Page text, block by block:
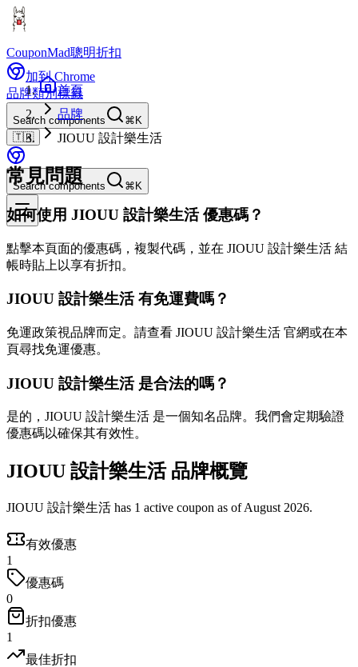
CouponMad聰明折扣
加到 Chrome
品牌類別標籤
Search components
⌘K
🇹🇼
Search components ⌘K
首頁
品牌
JIOUU 設計樂生活
常見問題
如何使用 JIOUU 設計樂生活 優惠碼？
點擊本頁面的優惠碼，複製代碼，並在 JIOUU 設計樂生活 結
帳時貼上以享有折扣。
JIOUU 設計樂生活 有免運費嗎？
免運政策視品牌而定。請查看 JIOUU 設計樂生活 官網或在本
頁尋找免運優惠。
JIOUU 設計樂生活 是合法的嗎？
是的，JIOUU 設計樂生活 是一個知名品牌。我們會定期驗證
優惠碼以確保其有效性。
JIOUU 設計樂生活 品牌概覽
JIOUU 設計樂生活 has 1 active coupon as of August 2026.
有效優惠
1
優惠碼
0
折扣優惠
1
最佳折扣